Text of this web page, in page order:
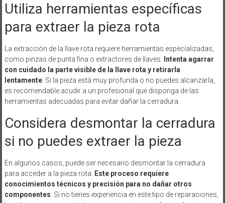
Utiliza herramientas específicas
para extraer la pieza rota
La extracción de la llave rota requiere herramientas especializadas,
como pinzas de punta fina o extractores de llaves. Intenta agarrar
con cuidado la parte visible de la llave rota y retirarla
lentamente. Si la pieza está muy profunda o no puedes alcanzarla,
es recomendable acudir a un profesional que disponga de las
herramientas adecuadas para evitar dañar la cerradura.
Considera desmontar la cerradura
si no puedes extraer la pieza
En algunos casos, puede ser necesario desmontar la cerradura
para acceder a la pieza rota. Este proceso requiere
conocimientos técnicos y precisión para no dañar otros
componentes. Si no tienes experiencia en este tipo de reparaciones,